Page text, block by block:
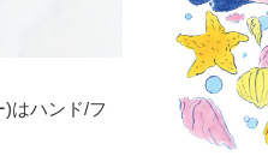
はハンド/フ